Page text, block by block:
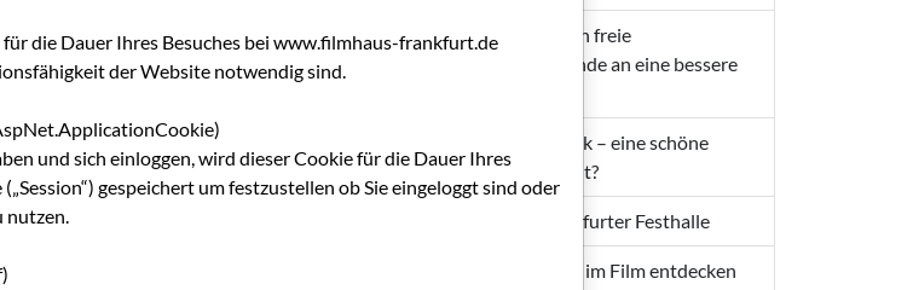
Wie kommen freie
Filmschaffende an eine bessere
Die Filmkritik – eine schöne
Nutzlosigkeit?
Tatort Frankfurter Festhalle
Rollenbilder im Film entdecken
die Dauer Ihres Besuches bei www.filmhaus-frankfurt.de
der Website notwendig sind.
und sich einloggen, wird dieser Cookie für die Dauer Ihres
gespeichert um festzustellen ob Sie eingeloggt sind oder
nutzen.